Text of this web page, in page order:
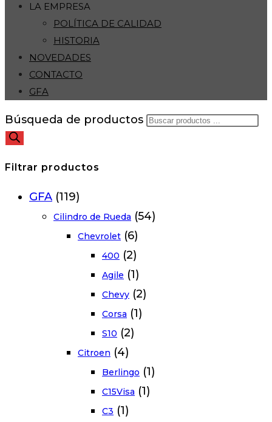
LA EMPRESA
POLÍTICA DE CALIDAD
HISTORIA
NOVEDADES
CONTACTO
GFA
Búsqueda de productos
Filtrar productos
GFA (119)
Cilindro de Rueda (54)
Chevrolet (6)
400 (2)
Agile (1)
Chevy (2)
Corsa (1)
S10 (2)
Citroen (4)
Berlingo (1)
C15Visa (1)
C3 (1)